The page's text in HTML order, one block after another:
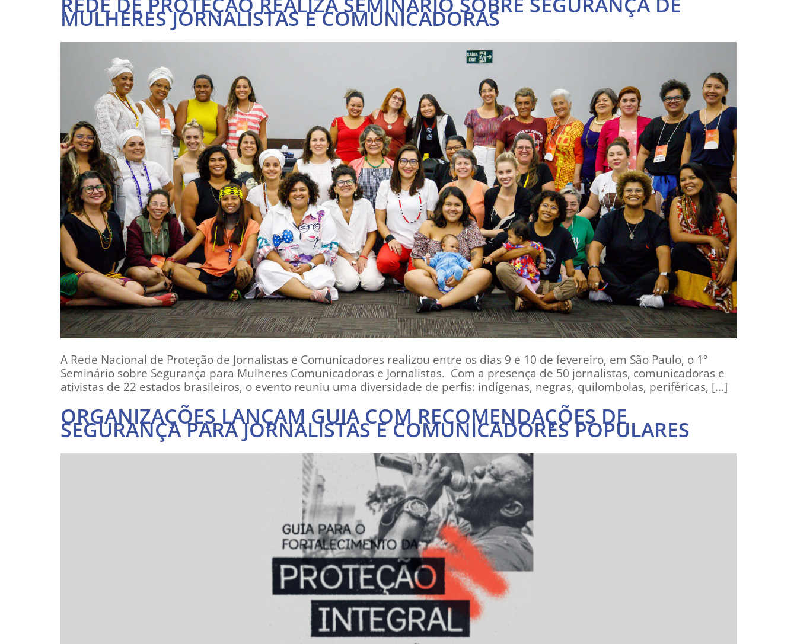
MULHERES JORNALISTAS E COMUNICADORAS
A Rede Nacional de Proteção de Jornalistas e Comunicadores realizou entre os dias 9 e 10 de fevereiro, em São Paulo, o 1º
Seminário sobre Segurança para Mulheres Comunicadoras e Jornalistas. Com a presença de 50 jornalistas, comunicadoras e
ativistas de 22 estados brasileiros, o evento reuniu uma diversidade de perfis: indígenas, negras, quilombolas, periféricas, […]
ORGANIZAÇÕES LANÇAM GUIA COM RECOMENDAÇÕES DE
SEGURANÇA PARA JORNALISTAS E COMUNICADORES POPULARES